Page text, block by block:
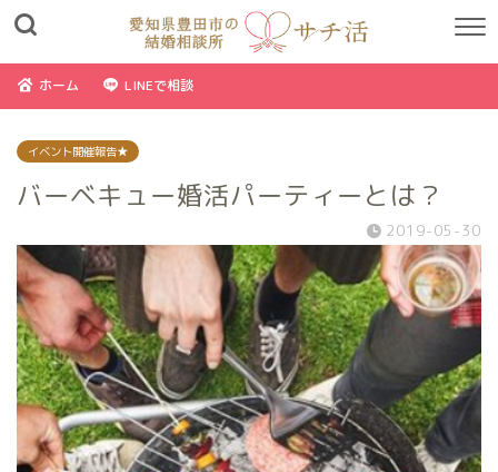
ホーム LINEで相談
イベント開催報告★
バーベキュー婚活パーティーとは？
2019-05-30